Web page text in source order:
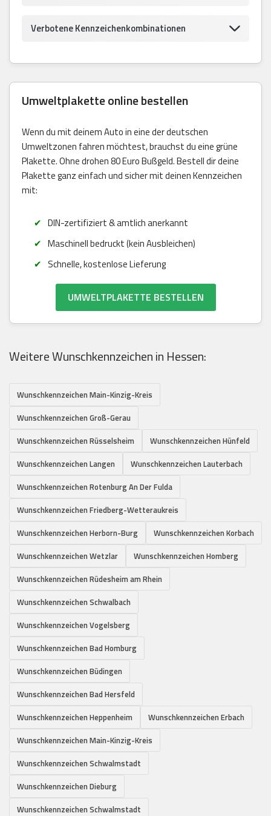
Verbotene Kennzeichenkombinationen
Umweltplakette online bestellen
Wenn du mit deinem Auto in eine der deutschen
Umweltzonen fahren möchtest, brauchst du eine grüne
Plakette. Ohne drohen 80 Euro Bußgeld. Bestell dir deine
Plakette ganz einfach und sicher mit deinen Kennzeichen
mit:
DIN-zertifiziert & amtlich anerkannt
Maschinell bedruckt (kein Ausbleichen)
Schnelle, kostenlose Lieferung
UMWELTPLAKETTE BESTELLEN
Weitere Wunschkennzeichen in Hessen:
Wunschkennzeichen Main-Kinzig-Kreis
Wunschkennzeichen Groß-Gerau
Wunschkennzeichen Rüsselsheim
Wunschkennzeichen Hünfeld
Wunschkennzeichen Langen
Wunschkennzeichen Lauterbach
Wunschkennzeichen Rotenburg An Der Fulda
Wunschkennzeichen Friedberg-Wetteraukreis
Wunschkennzeichen Herborn-Burg
Wunschkennzeichen Korbach
Wunschkennzeichen Wetzlar
Wunschkennzeichen Homberg
Wunschkennzeichen Rüdesheim am Rhein
Wunschkennzeichen Schwalbach
Wunschkennzeichen Vogelsberg
Wunschkennzeichen Bad Homburg
Wunschkennzeichen Büdingen
Wunschkennzeichen Bad Hersfeld
Wunschkennzeichen Heppenheim
Wunschkennzeichen Erbach
Wunschkennzeichen Main-Kinzig-Kreis
Wunschkennzeichen Schwalmstadt
Wunschkennzeichen Dieburg
Wunschkennzeichen Schwalmstadt